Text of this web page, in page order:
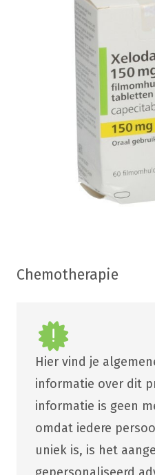
Chemotherapie
Hier vind je
informatie over dit
informatie is geen
omdat iedere
uniek is, is het